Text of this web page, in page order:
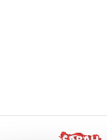
Reddet